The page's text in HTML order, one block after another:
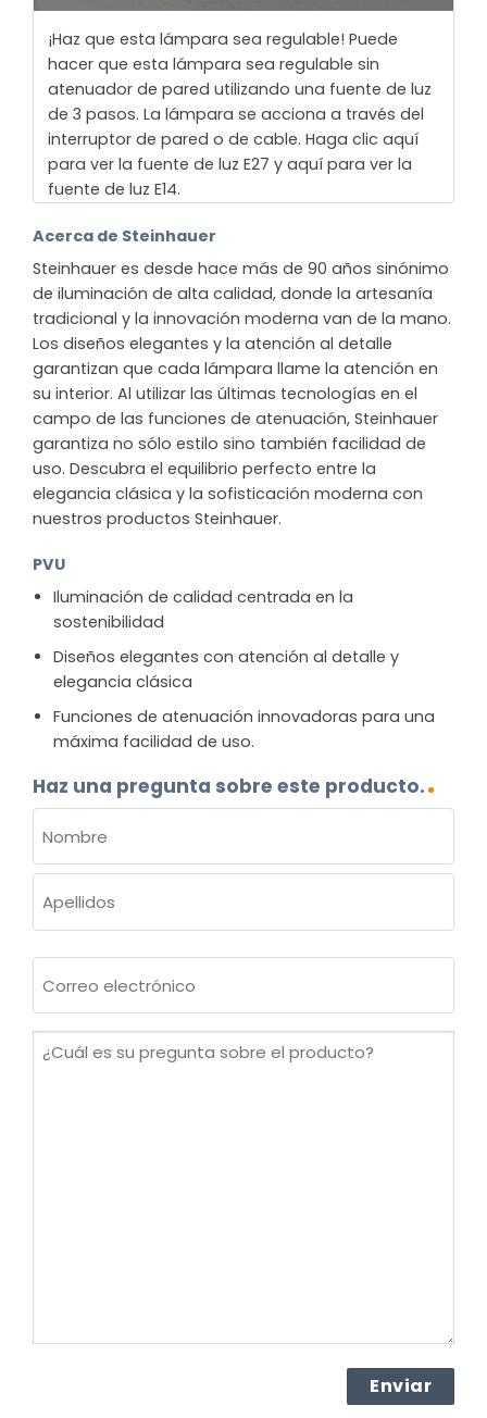
¡Haz que esta lámpara sea regulable! Puede
hacer que esta lámpara sea regulable sin
atenuador de pared utilizando una fuente de luz
de 3 pasos. La lámpara se acciona a través del
interruptor de pared o de cable. Haga clic aquí
para ver la fuente de luz E27 y aquí para ver la
fuente de luz E14.
Acerca de Steinhauer
Steinhauer es desde hace más de 90 años sinónimo
de iluminación de alta calidad, donde la artesanía
tradicional y la innovación moderna van de la mano.
Los diseños elegantes y la atención al detalle
garantizan que cada lámpara llame la atención en
su interior. Al utilizar las últimas tecnologías en el
campo de las funciones de atenuación, Steinhauer
garantiza no sólo estilo sino también facilidad de
uso. Descubra el equilibrio perfecto entre la
elegancia clásica y la sofisticación moderna con
nuestros productos Steinhauer.
PVU
Iluminación de calidad centrada en la
sostenibilidad
Diseños elegantes con atención al detalle y
elegancia clásica
Funciones de atenuación innovadoras para una
máxima facilidad de uso.
Haz una pregunta sobre este producto.
(OBLIGATORIO)
Nombre
electrónico
¿Cuál